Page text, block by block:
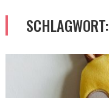
SCHLAGWORT: